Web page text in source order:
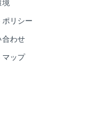
リシー
合わせ
ップ